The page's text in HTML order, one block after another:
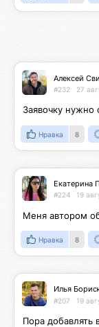
Алексей
#232 27
Заявочку
Нравка 8
Екатерина
#224 19
Меня автором
Нравка 8
Илья
#207 19
Пора добавлять